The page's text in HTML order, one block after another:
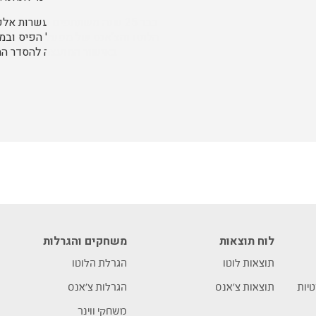
באישור המועצה להסדר
לוח תוצאות
תוצאות לוטו
תוצאות צ’אנס
משחקים והגרלות
הגרלת הלוטו
הגרלות צ’אנס
משחקי ווינר